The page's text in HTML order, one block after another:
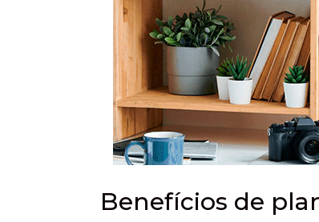
Benefícios de